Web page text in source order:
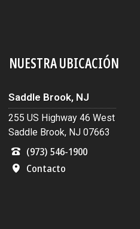
NUESTRA UBICACIÓN
Saddle Brook, NJ
255 US Highway 46 West
Saddle Brook, NJ 07663
(973) 546-1900
Contacto